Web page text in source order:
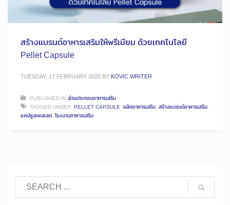
สร้างแบรนด์อาหารเสริมให้พรีเมียม ด้วยเทคโนโลยี
Pellet Capsule
TUESDAY, 17 FEBRUARY 2026 BY KOVIC WRITER
PUBLISHED INส่วนประกอบอาหารเสริม
TAGGED UNDER: PELLET CAPSULE, ผลิตอาหารเสริม, สร้างแบรนด์อาหารเสริม,
แคปซูลเพลเลต, โรงงานอาหารเสริม